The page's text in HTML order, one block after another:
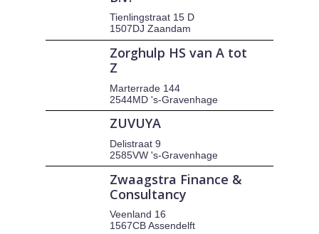
Tienlingstraat 15 D
1507DJ Zaandam
Zorghulp HS van A tot
Z
Marterrade 144
2544MD 's-Gravenhage
ZUVUYA
Delistraat 9
2585VW 's-Gravenhage
Zwaagstra Finance &
Consultancy
Veenland 16
1567CB Assendelft